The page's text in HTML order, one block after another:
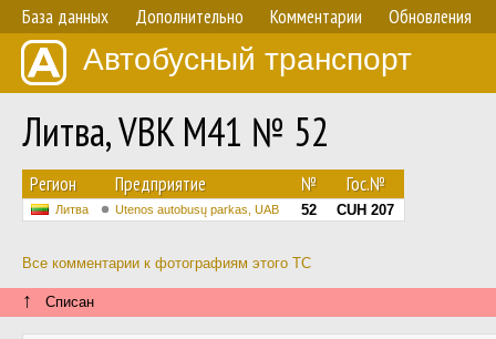
База данных Дополнительно Комментарии Обновления
Автобусный транспорт
Литва, VBK M41 № 52
Регион Предприятие № Гос.№
Литва Utenos autobusų parkas, UAB 52 CUH 207
Все комментарии к фотографиям этого ТС
↑ Списан